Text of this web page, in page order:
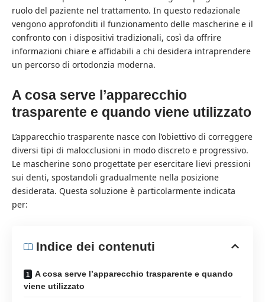
ruolo del paziente nel trattamento. In questo redazionale
vengono approfonditi il funzionamento delle mascherine e il
confronto con i dispositivi tradizionali, così da offrire
informazioni chiare e affidabili a chi desidera intraprendere
un percorso di ortodonzia moderna.
A cosa serve l’apparecchio
trasparente e quando viene utilizzato
L’apparecchio trasparente nasce con l’obiettivo di correggere
diversi tipi di malocclusioni in modo discreto e progressivo.
Le mascherine sono progettate per esercitare lievi pressioni
sui denti, spostandoli gradualmente nella posizione
desiderata. Questa soluzione è particolarmente indicata
per:
Indice dei contenuti
A cosa serve l’apparecchio trasparente e quando
viene utilizzato